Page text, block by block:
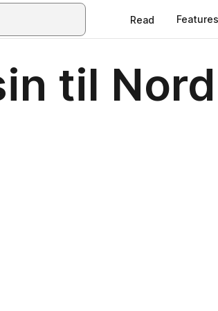
Read Features
til